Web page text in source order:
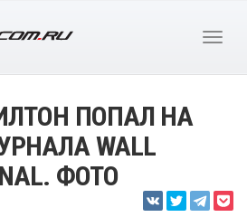
ПОПАЛ НА
WALL
ФОТО